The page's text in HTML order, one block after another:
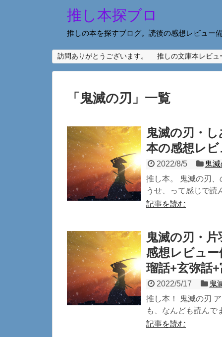
推し本探ブロ
推しの本を探すブログ。読後の感想レビュー
訪問ありがとうございます。 推しの文庫本レビュ
「 鬼滅の刃 」 一覧
鬼滅の刃・
本の感想レ
2022/8/5
鬼
推し本。 鬼滅の刃
うせ、って感じで読
記事を読む
鬼滅の刃・
感想レビュ
瑠話+玄弥話
2022/5/17
鬼
推し本！ 鬼滅の刃
も、なんども読んで
記事を読む